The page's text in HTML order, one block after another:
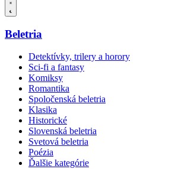
Beletria
Detektívky, trilery a horory
Sci-fi a fantasy
Komiksy
Romantika
Spoločenská beletria
Klasika
Historické
Slovenská beletria
Svetová beletria
Poézia
Ďalšie kategórie